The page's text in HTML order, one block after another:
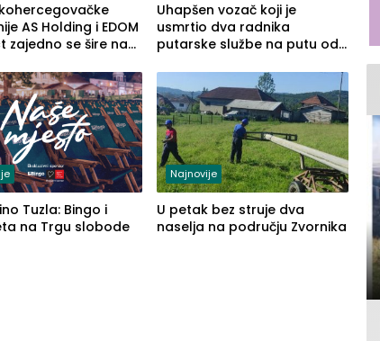
AS Holding i EDOM
zajedno se šire na
Uhapšen vozač koji je
usmrtio dva radnika
putarske službe na putu od
(FOTO)
Tuzla: Bingo i
na Trgu slobode
Najnovije
U petak bez struje dva
naselja na području Zvornika